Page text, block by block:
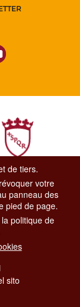
e Moda.
08
de tiers.
votre
panneau des
pied de page.
politique de
sito